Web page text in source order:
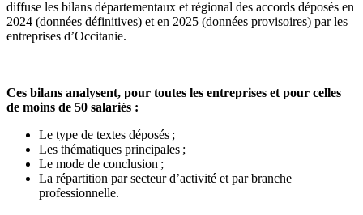
diffuse les bilans départementaux et régional des accords déposés en
2024 (données définitives) et en 2025 (données provisoires) par les
entreprises d’Occitanie.
Ces bilans analysent, pour toutes les entreprises et pour celles
de moins de 50 salariés :
Le type de textes déposés ;
Les thématiques principales ;
Le mode de conclusion ;
La répartition par secteur d’activité et par branche
professionnelle.